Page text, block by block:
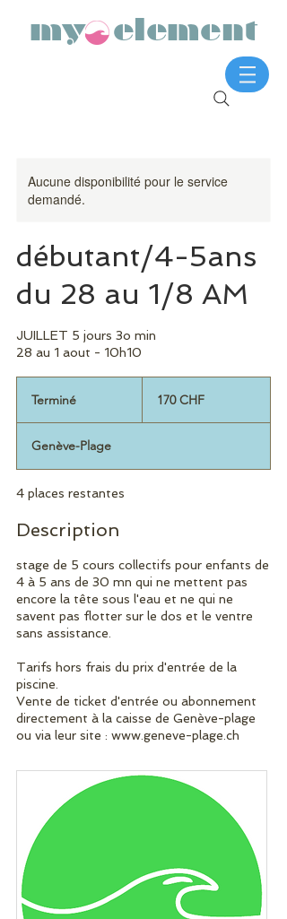
my element
Aucune disponibilité pour le service
demandé.
débutant/4-5ans
du 28 au 1/8 AM
JUILLET 5 jours 3o min
28 au 1 aout - 10h10
Terminé
m
i
é
suisses
170 CHF
Genève-Plage
4 places restantes
Description
stage de 5 cours collectifs pour enfants de
4 à 5 ans de 30 mn qui ne mettent pas
encore la tête sous l'eau et ne qui ne
savent pas flotter sur le dos et le ventre
sans assistance.
Tarifs hors frais du prix d'entrée de la
piscine.
Vente de ticket d'entrée ou abonnement
directement à la caisse de Genève-plage
ou via leur site : www.geneve-plage.ch